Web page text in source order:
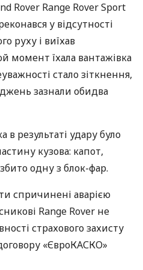
Rover Range Rover Sport
у відсутності
руху і виїхав
момент їхала вантажівка
стало зіткнення,
зазнали обидва
результаті удару було
кузова: капот,
одну з блок-фар.
спричинені аварією
Range Rover не
страхового захисту
«ЄвроКАСКО»